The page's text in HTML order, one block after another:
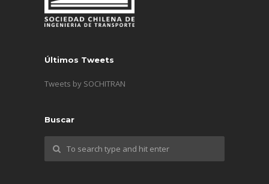
Últimos Tweets
Tweets by SOCHITRAN
Buscar